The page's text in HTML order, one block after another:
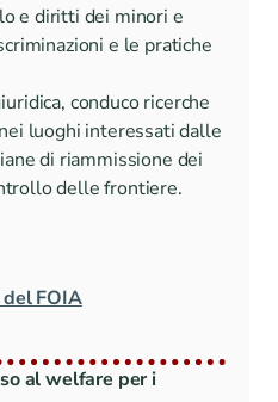
e diritti dei minori e
e le pratiche
conduco ricerche
luoghi interessati dalle
di riammissione dei
delle frontiere.
FOIA
al welfare per i